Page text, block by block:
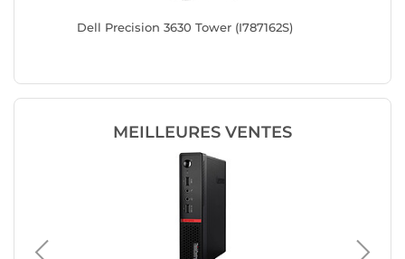
Dell Precision 3630 Tower (I787162S)
MEILLEURES VENTES